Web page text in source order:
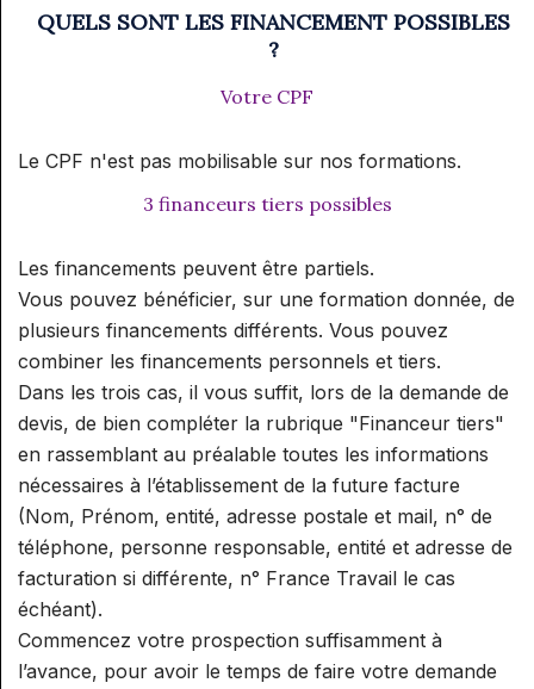
ET ONCOLOGIE
PÉDIATRIQUE
PRATICIEN/CONSULTANT
SUPERVISION RÉFLEXOLOGIE
AIDE À L'INSTALLATION ET
PROMOTION D'UNE ACTIVITÉ
ELIXIRS FLORAUX NIVEAU 1
PHYTOTHÉRAPIE PRATIQUE
PHYTOTHÉRAPIE PRATIQUE
MICRONUTRITION
MICRONUTRITION PRATIQUE
AROMATOLOGUE MYRTÉA
(RECONNU PAR LE SPN)
CONSEILLER EN
HYDROLATHÉRAPIE GLOBALE
CONSEILLER EN
AROMATHÉRAPIE SUBTILE
RÉFLEXOGUE (RECONNU PAR LE
SPN)
MINI MODULES BIEN-ÊTRE DE
L'HABITAT
INITIATION AU FENG SHUI
INITIATION À LA GÉOBIOLOGIE
STAGES PRATIQUE ALTHEA
PROVENCE / MYRTÉA
FORMATIONS
QUELS SONT LES FINANCEMENT POSSIBLES
?
Votre CPF
Le CPF n'est pas mobilisable sur nos formations.
3 financeurs tiers possibles
Les financements peuvent être partiels.
Vous pouvez bénéficier, sur une formation donnée, de
plusieurs financements différents. Vous pouvez
combiner les financements personnels et tiers.
Dans les trois cas, il vous suffit, lors de la demande de
devis, de bien compléter la rubrique "Financeur tiers"
en rassemblant au préalable toutes les informations
nécessaires à l’établissement de la future facture
(Nom, Prénom, entité, adresse postale et mail, n° de
téléphone, personne responsable, entité et adresse de
facturation si différente, n° France Travail le cas
échéant).
Commencez votre prospection suffisamment à
l’avance, pour avoir le temps de faire votre demande